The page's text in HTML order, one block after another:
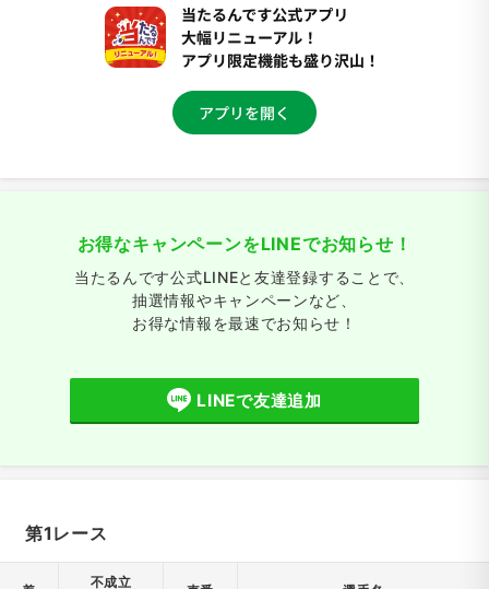
お得なキャンペーンをLINEでお知らせ！
当たるんです公式LINEと友達登録することで、
抽選情報やキャンペーンなど、
お得な情報を最速でお知らせ！
LINEで友達追加
第1レース
不成立